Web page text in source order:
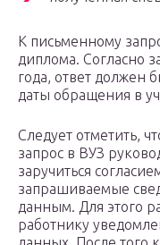
К письменному
диплома. Согласно
года, ответ должен
даты обращения в
Следует отметить,
запрос в ВУЗ
заручиться
запрашиваемые
данным. Для этого
работнику